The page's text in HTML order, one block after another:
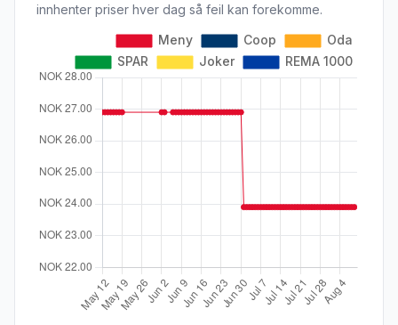
innhenter priser hver dag så feil kan forekomme.